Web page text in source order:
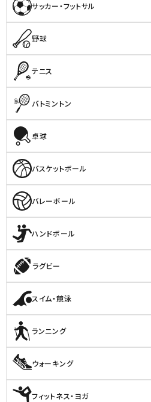
サッカー・フットサル
野球
テニス
バトミントン
卓球
バスケットボール
バレーボール
ハンドボール
ラグビー
スイム・競泳
ランニング
ウォーキング
フィットネス・ヨガ